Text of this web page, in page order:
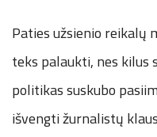
Paties užsienio reikalų
teks palaukti, nes kilus
politikas suskubo
išvengti žurnalistų